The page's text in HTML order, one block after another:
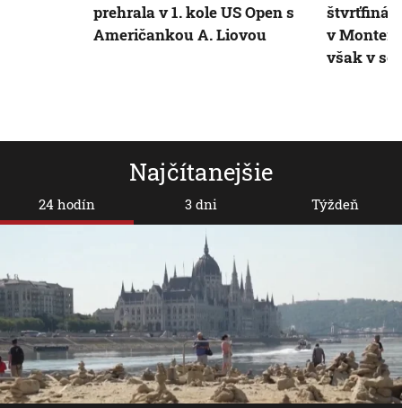
Najčítanejšie
24 hodín 3 dni Týždeň
prehrala v 1. kole US Open s
Američankou A. Liovou
v
však v